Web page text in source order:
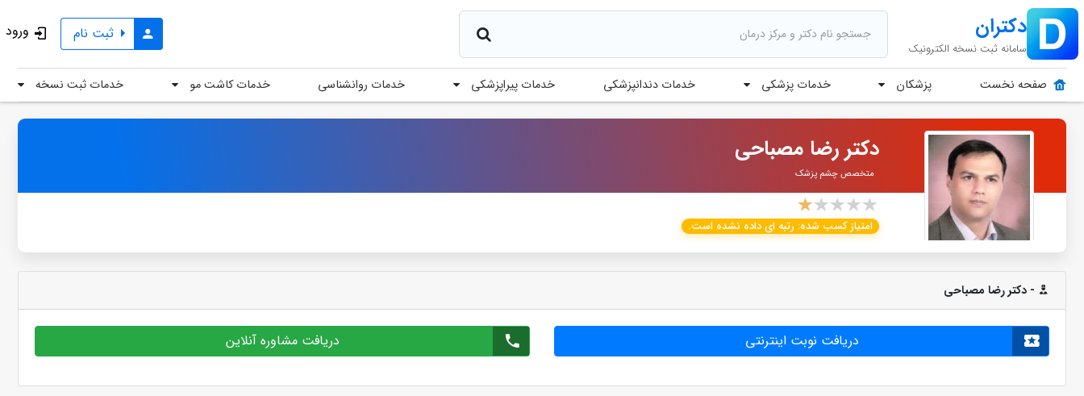
دکتران
سامانه ثبت نسخه الکترونیک
ثبت نام ورود
صفحه نخست پزشکان خدمات پزشکی خدمات دندانپزشکی خدمات پیراپزشکی خدمات روانشناسی خدمات کاشت مو خدمات ثبت نسخه
دکتر رضا مصباحی
متخصص چشم پزشک
امتیاز کسب شده: رتبه ای داده نشده است.
- دکتر رضا مصباحی
دریافت نوبت اینترنتی دریافت مشاوره آنلاین